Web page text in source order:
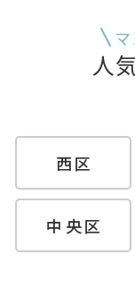
人
西区
中央区